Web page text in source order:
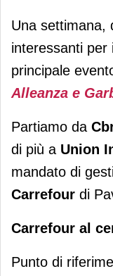
Nuovi
Una settimana,
interessanti per
principale
Alleanza e
Partiamo da
di più a Union
mandato di
Carrefour di
Carrefour al
Punto di